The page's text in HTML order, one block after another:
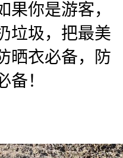
果你是游客，
垃圾，把最美
晒衣必备，防
备！